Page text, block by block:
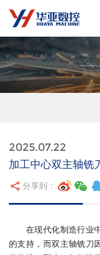
2025.07.22
加工中心双主轴铣
分享到：
在现代化制造行业中
的支持，而双主轴铣刀